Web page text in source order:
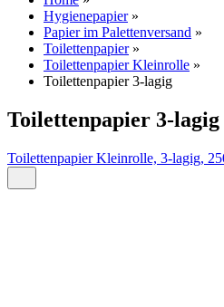
Hygienepapier »
Papier im Palettenversand »
Toilettenpapier »
Toilettenpapier Kleinrolle »
Toilettenpapier 3-lagig
Toilettenpapier 3-lagig
Toilettenpapier Kleinrolle, 3-lagig,